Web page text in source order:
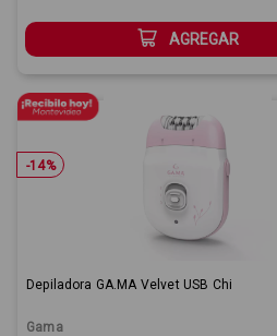
AGREGAR
Depiladora GA.MA Velvet USB Chi
Gama
-14%